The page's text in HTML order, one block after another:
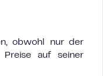
obwohl nur der
Preise auf seiner